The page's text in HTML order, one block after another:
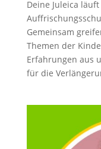
Deine Juleica
Gemeinsam
Themen der
Erfahrungen aus
für die